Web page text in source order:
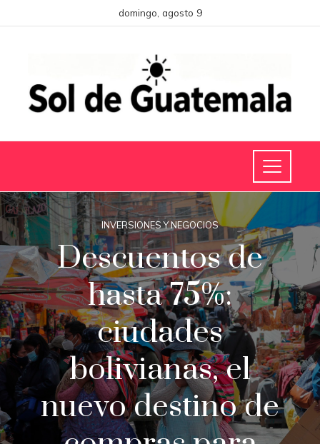
domingo, agosto 9
INVERSIONES Y NEGOCIOS
Descuentos de
hasta 75%:
ciudades
bolivianas, el
nuevo destino de